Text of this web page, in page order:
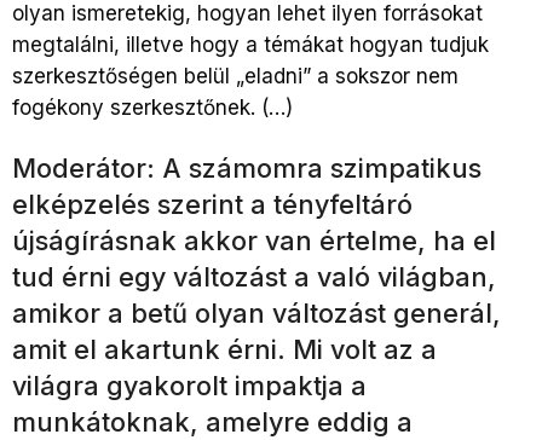
olyan ismeretekig, hogyan lehet ilyen forrásokat
megtalálni, illetve hogy a témákat hogyan tudjuk
szerkesztőségen belül „eladni” a sokszor nem
fogékony szerkesztőnek. (…)
Moderátor: A számomra szimpatikus
elképzelés szerint a tényfeltáró
újságírásnak akkor van értelme, ha el
tud érni egy változást a való világban,
amikor a betű olyan változást generál,
amit el akartunk érni. Mi volt az a
világra gyakorolt impaktja a
munkátoknak, amelyre eddig a